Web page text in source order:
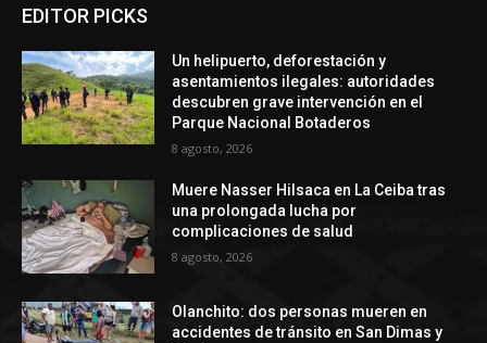
EDITOR PICKS
Un helipuerto, deforestación y
asentamientos ilegales: autoridades
descubren grave intervención en el
Parque Nacional Botaderos
8 agosto, 2026
Muere Nasser Hilsaca en La Ceiba tras
una prolongada lucha por
complicaciones de salud
8 agosto, 2026
Olanchito: dos personas mueren en
accidentes de tránsito en San Dimas y